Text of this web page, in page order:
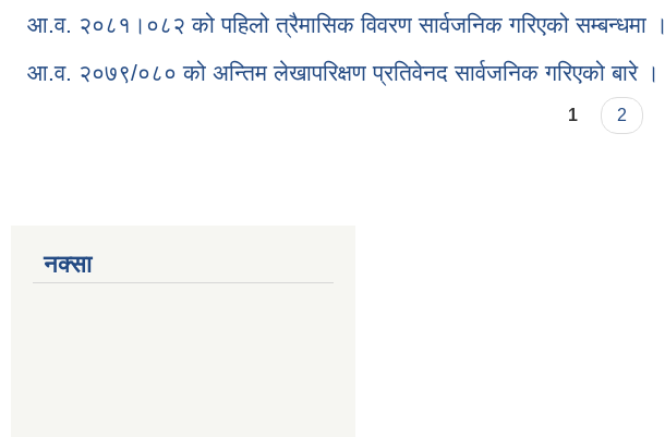
आ.व. २०८१।०८२ को पहिलो त्रैमासिक विवरण सार्वजनिक गरिएको सम्बन्धमा ।
आ.व. २०७९/०८० को अन्तिम लेखापरिक्षण प्रतिवेनद सार्वजनिक गरिएको बारे ।
1 2
नक्सा